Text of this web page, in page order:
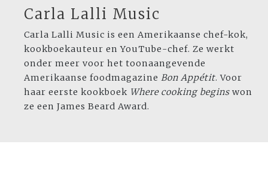
Carla Lalli Music
Carla Lalli Music is een Amerikaanse chef-kok,
kookboekauteur en YouTube-chef. Ze werkt
onder meer voor het toonaangevende
Amerikaanse foodmagazine Bon Appétit. Voor
haar eerste kookboek Where cooking begins won
ze een James Beard Award.